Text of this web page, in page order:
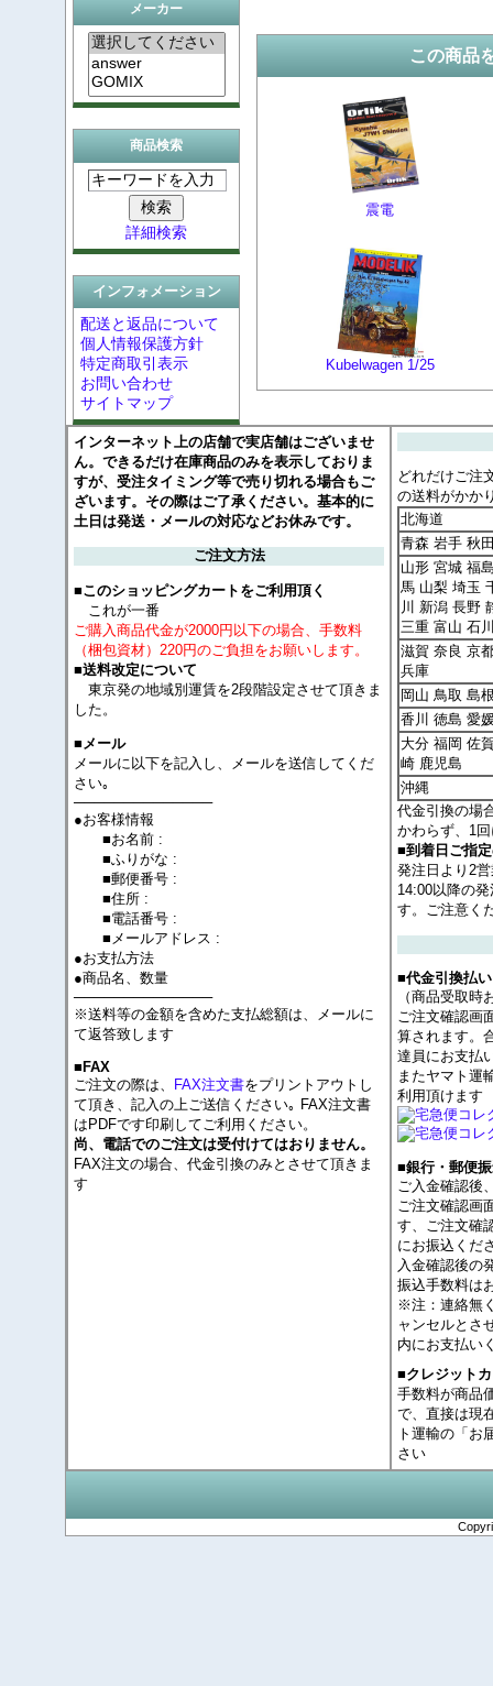
メーカー
商品検索
詳細検索
インフォメーション
配送と返品について
個人情報保護方針
特定商取引表示
お問い合わせ
サイトマップ
この商品
震電
Kubelwagen 1/25
インターネット上の店舗で実店舗はございませ
ん。できるだけ在庫商品のみを表示しておりま
すが、受注タイミング等で売り切れる場合もご
ざいます。その際はご了承ください。基本的に
土日は発送・メールの対応などお休みです。
ご注文方法
■このショッピングカートをご利用頂く
これが一番
ご購入商品代金が2000円以下の場合、手数料
（梱包資材）220円のご負担をお願いします。
■送料改定について
東京発の地域別運賃を2段階設定させて頂きま
した。
■メール
メールに以下を記入し、メールを送信してくだ
さい｡
──────────────
●お客様情報
■お名前 :
■ふりがな :
■郵便番号 :
■住所 :
■電話番号 :
■メールアドレス :
●お支払方法
●商品名、数量
──────────────
※送料等の金額を含めた支払総額は、メールに
て返答致します
■FAX
ご注文の際は、 FAX注文書をプリントアウトし
て頂き、記入の上ご送信ください｡ FAX注文書
はPDFです印刷してご利用ください。
尚、電話でのご注文は受付けてはおりません。
FAX注文の場合、代金引換のみとさせて頂きま
す
どれだけご注
の送料がかか
北海道
青森 岩手 秋
山形 宮城 福
馬 山梨 埼玉
川 新潟 長野
三重 富山 石
滋賀 奈良 京
兵庫
岡山 鳥取 島
香川 徳島 愛
大分 福岡 佐
崎 鹿児島
沖縄
代金引換の場
かわらず、1
■到着日ご指
発注日より2
14:00以降の
す。ご注意く
■代金引換払い
（商品受取時
ご注文確認画
算されます。
達員にお支払
またヤマト運
利用頂けます
■銀行・郵便
ご入金確認後
ご注文確認画
す、ご注文確
にお振込くだ
入金確認後の
振込手数料は
※注：連絡無
ャンセルとさ
内にお支払い
■クレジット
手数料が商品
で、直接は現
ト運輸の「お
さい